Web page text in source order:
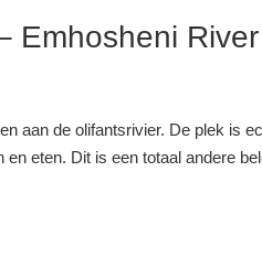
Emhosheni
aan de olifantsrivier. De plek is
eten. Dit is een totaal andere